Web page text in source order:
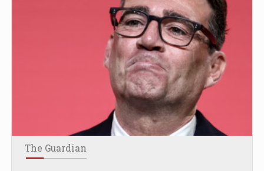
The Guardian